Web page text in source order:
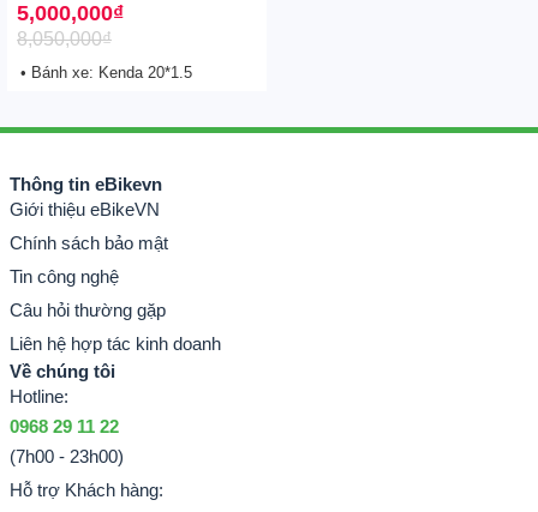
8,050,000₫
5,000,000₫
• Bánh xe: Kenda 20*1.5
Thông tin eBikevn
Giới thiệu eBikeVN
Chính sách bảo mật
Tin công nghệ
Câu hỏi thường gặp
Liên hệ hợp tác kinh doanh
Về chúng tôi
Hotline:
0968 29 11 22
(7h00 - 23h00)
Hỗ trợ Khách hàng: